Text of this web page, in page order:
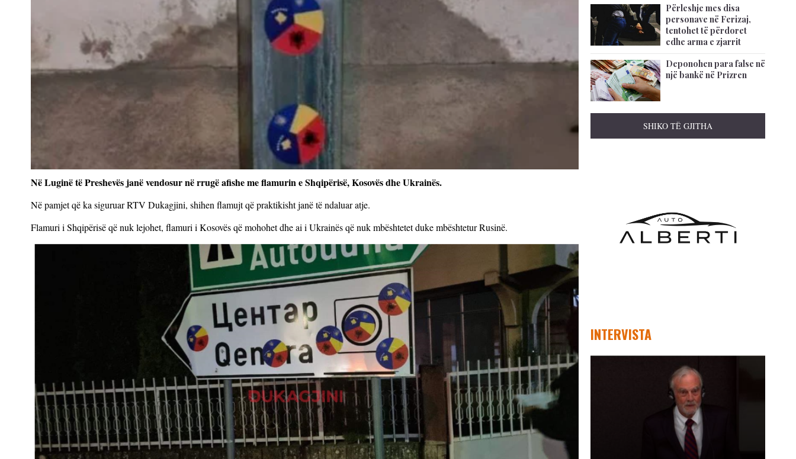
Në Luginë të Preshevës janë vendosur në rrugë afishe me flamurin e Shqipërisë, Kosovës dhe Ukrainës.
Në pamjet që ka siguruar RTV Dukagjini, shihen flamujt që praktikisht janë të ndaluar atje.
Flamuri i Shqipërisë që nuk lejohet, flamuri i Kosovës që mohohet dhe ai i Ukrainës që nuk mbështetet duke mbështetur Rusinë.
Përleshje mes disa
personave në Ferizaj,
tentohet të përdoret
edhe arma e zjarrit
Deponohen para false në
një bankë në Prizren
SHIKO TË GJITHA
INTERVISTA